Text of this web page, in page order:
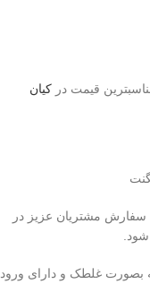
قیمت در کیان
سفارش مشتریان عزیز در
شود.
بصورت غلطک و دارای ورود